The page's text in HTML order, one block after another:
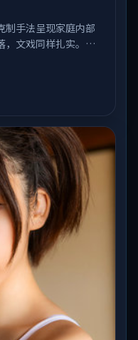
手法呈现家庭内部
，文戏同样扎实。由
主演，中国大陆出